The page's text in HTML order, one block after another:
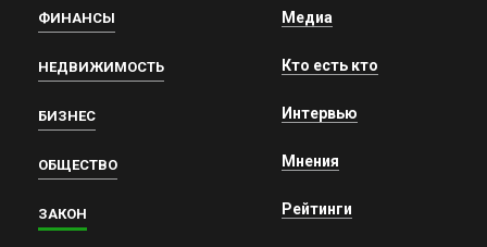
ФИНАНСЫ
НЕДВИЖИМОСТЬ
БИЗНЕС
ОБЩЕСТВО
ЗАКОН
Медиа
Кто есть кто
Интервью
Мнения
Рейтинги